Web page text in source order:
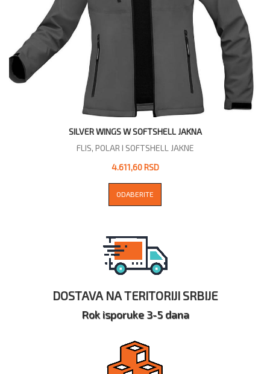
SILVER WINGS W SOFTSHELL JAKNA
FLIS, POLAR I SOFTSHELL JAKNE
4.611,60 RSD
ODABERITE
DOSTAVA NA TERITORIJI SRBIJE
Rok isporuke 3-5 dana